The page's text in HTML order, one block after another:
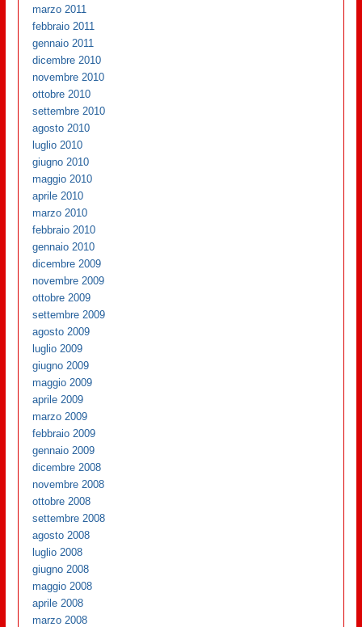
marzo 2011
febbraio 2011
gennaio 2011
dicembre 2010
novembre 2010
ottobre 2010
settembre 2010
agosto 2010
luglio 2010
giugno 2010
maggio 2010
aprile 2010
marzo 2010
febbraio 2010
gennaio 2010
dicembre 2009
novembre 2009
ottobre 2009
settembre 2009
agosto 2009
luglio 2009
giugno 2009
maggio 2009
aprile 2009
marzo 2009
febbraio 2009
gennaio 2009
dicembre 2008
novembre 2008
ottobre 2008
settembre 2008
agosto 2008
luglio 2008
giugno 2008
maggio 2008
aprile 2008
marzo 2008